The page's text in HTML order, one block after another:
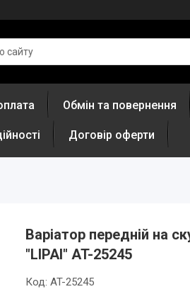
Обмін та повернення
Договір оферти
Варіатор передній на
"LIPAI" AT-25245
Код: AT-25245